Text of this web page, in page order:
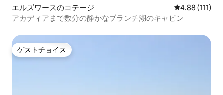
エルズワースのコテージ レビュー111
4.88 (111)
アカディアまで数分の静かなブランチ湖のキャビン
ゲストチョイス
ゲストチョイス